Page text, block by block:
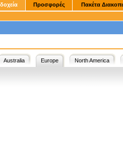
Προσφορές Πακέτα
Australia Europe North America